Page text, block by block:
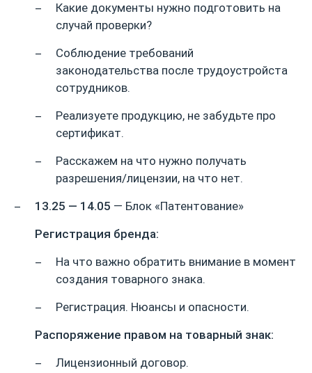
Какие документы нужно подготовить на
случай проверки?
Соблюдение требований
законодательства после трудоустройста
сотрудников.
Реализуете продукцию, не забудьте про
сертификат.
Расскажем на что нужно получать
разрешения/лицензии, на что нет.
13.25 — 14.05 — Блок «Патентование»
Регистрация бренда:
На что важно обратить внимание в момент
создания товарного знака.
Регистрация. Нюансы и опасности.
Распоряжение правом на товарный знак:
Лицензионный договор.